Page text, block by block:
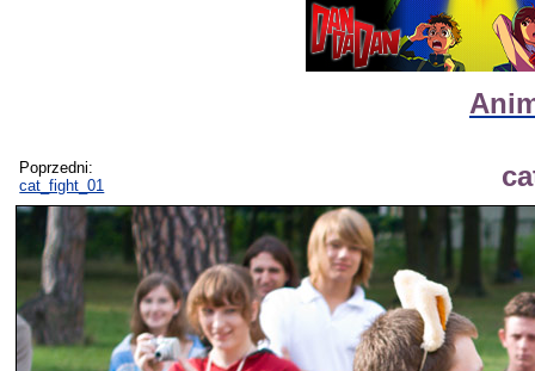
Poprzedni:
cat_fight_01